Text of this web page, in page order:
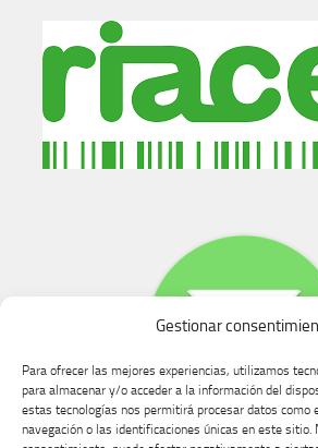
Gestionar
Para ofrecer las mejores experiencias, utilizamos
para almacenar y/o acceder a la información del
estas tecnologías nos permitirá procesar datos como
navegación o las identificaciones únicas en este sitio.